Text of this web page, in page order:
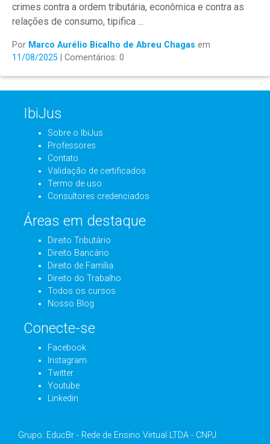
crimes contra a ordem tributária, econômica e contra as
relações de consumo, tipifica ...
Por Marco Aurélio Bicalho de Abreu Chagas em
11/08/2025 | Comentários: 0
IbiJus
Sobre o IbiJus
Professores
Contato
Validação de certificados
Termo de uso
Consultores credenciados
Áreas em destaque
Direito Tributário
Direito Bancário
Direito de Família
Direito do Trabalho
Todos os cursos
Nosso Blog
Conecte-se
Facebook
Instagram
Twitter
Youtube
Linkedin
Grupo: EducBr - Rede de Ensino Virtual LTDA - CNPJ: